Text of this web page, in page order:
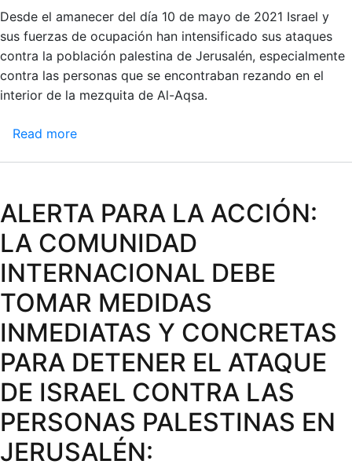
Desde el amanecer del día 10 de mayo de 2021 Israel y
sus fuerzas de ocupación han intensificado sus ataques
contra la población palestina de Jerusalén, especialmente
contra las personas que se encontraban rezando en el
interior de la mezquita de Al-Aqsa.
Read more
ACCIÓN:
LA
COMUNIDAD
INTERNACIONAL
DEBE
TOMAR
MEDIDAS
INMEDIATAS
Y
CONCRETAS
PARA
DETENER
EL
ALERTA PARA LA ACCIÓN:
LA COMUNIDAD
INTERNACIONAL DEBE
TOMAR MEDIDAS
INMEDIATAS Y CONCRETAS
PARA DETENER EL ATAQUE
DE ISRAEL CONTRA LAS
PERSONAS PALESTINAS EN
JERUSALÉN: